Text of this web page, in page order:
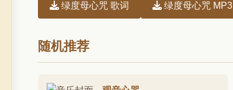
绿度母心咒 歌词 绿度母心咒 MP3
随机推荐